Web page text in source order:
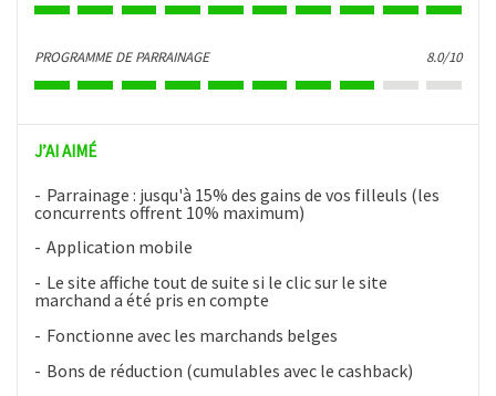
PROGRAMME DE PARRAINAGE 8.0/10
J’AI AIMÉ
Parrainage : jusqu'à 15% des gains de vos filleuls (les
concurrents offrent 10% maximum)
Application mobile
Le site affiche tout de suite si le clic sur le site
marchand a été pris en compte
Fonctionne avec les marchands belges
Bons de réduction (cumulables avec le cashback)